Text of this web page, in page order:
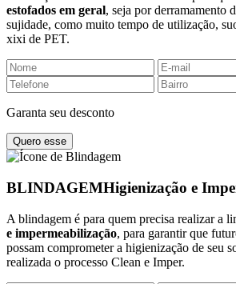
estofados em geral, seja por derramamento
sujidade, como muito tempo de utilização,
xixi de PET.
Garanta seu desconto
Quero esse
BLINDAGEMHigienização e
A blindagem é para quem precisa realizar a
e impermeabilização, para garantir que
possam comprometer a higienização de seu
realizada o processo Clean e Imper.